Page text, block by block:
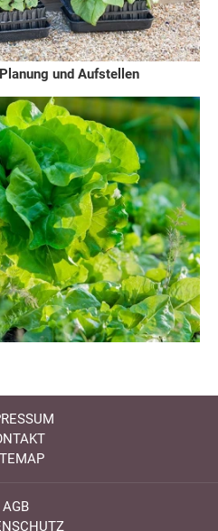
und Aufstellen
AGB